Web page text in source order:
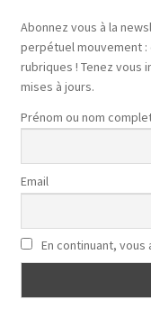
Abonnez vous à la
perpétuel mouvement :
rubriques ! Tenez vous
mises à jours.
Prénom ou nom
Email
En continuant,